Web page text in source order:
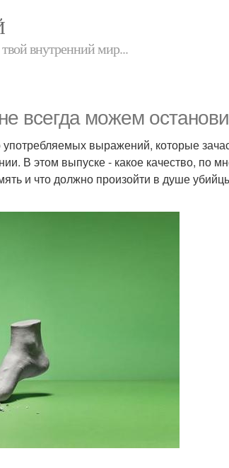
внутренний мир...
всегда можем
выражений, которые
В этом выпуске - какое качество, по
и что должно произойти в душе